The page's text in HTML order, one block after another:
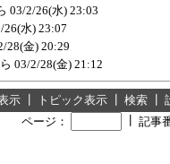
03/2/26(水) 23:03
26(水) 23:07
28(金) 20:29
03/2/28(金) 21:12
示 トピック表示 検索
ページ：
記事